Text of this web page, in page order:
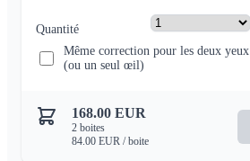
Quantité
Même correction pour les deux yeux
(ou un seul œil)
168.00 EUR
2 boites
84.00 EUR / boite